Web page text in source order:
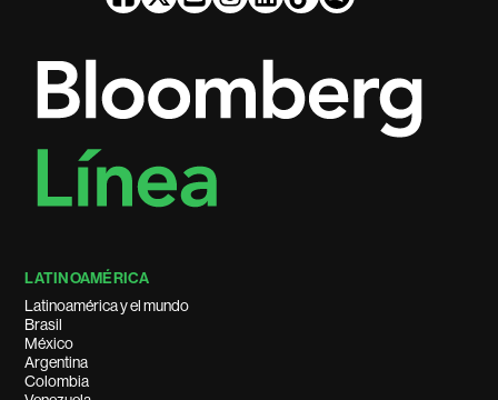
LATINOAMÉRICA
Latinoamérica y el mundo
Brasil
México
Argentina
Colombia